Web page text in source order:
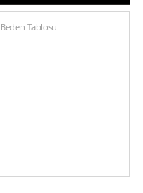
Beden Tablosu